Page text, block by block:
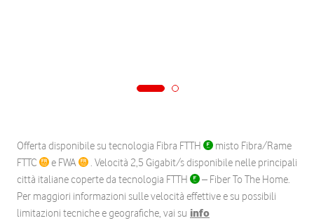
Offerta disponibile su tecnologia Fibra FTTH
misto Fibra/Rame
FTTC
e FWA
. Velocità 2,5 Gigabit/s disponibile nelle principali
città italiane coperte da tecnologia FTTH
– Fiber To The Home.
Per maggiori informazioni sulle velocità effettive e su possibili
limitazioni tecniche e geografiche, vai su info